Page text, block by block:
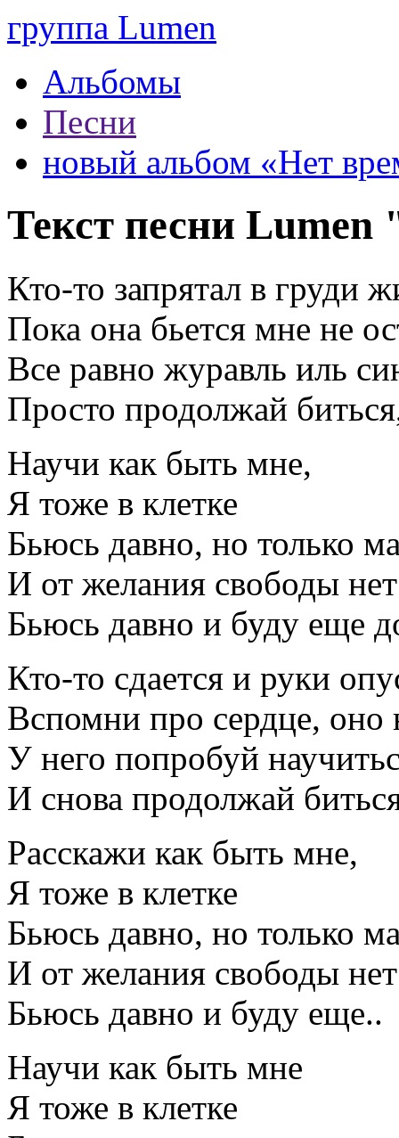
группа Lumen
Альбомы
Песни
новый альбом «Нет
Текст песни
Кто-то запрятал в груди
Пока она бьется мне не
Все равно журавль иль
Просто продолжай
Научи как быть мне,
Я тоже в клетке
Бьюсь давно, но только
И от желания свободы
Бьюсь давно и буду еще
Кто-то сдается и руки
Вспомни про сердце, оно
У него попробуй
И снова продолжай
Расскажи как быть мне,
Я тоже в клетке
Бьюсь давно, но только
И от желания свободы
Бьюсь давно и буду еще..
Научи как быть мне
Я тоже в клетке